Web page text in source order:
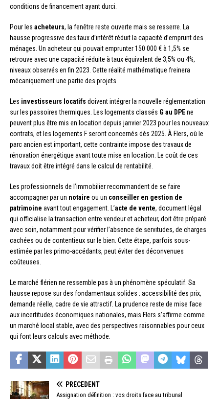
conditions de financement ayant durci.
Pour les acheteurs, la fenêtre reste ouverte mais se resserre. La
hausse progressive des taux d’intérêt réduit la capacité d’emprunt des
ménages. Un acheteur qui pouvait emprunter 150 000 € à 1,5% se
retrouve avec une capacité réduite à taux équivalent de 3,5% ou 4%,
niveaux observés en fin 2023. Cette réalité mathématique freinera
mécaniquement une partie des projets.
Les investisseurs locatifs doivent intégrer la nouvelle réglementation
sur les passoires thermiques. Les logements classés G au DPEne
peuvent plus être mis en location depuis janvier 2023 pour les nouveaux
contrats, et les logements F seront concernés dès 2025. À Flers, où le
parc ancien est important, cette contrainte impose des travaux de
rénovation énergétique avant toute mise en location. Le coût de ces
travaux doit être intégré dans le calcul de rentabilité.
Les professionnels de l’immobilier recommandent de se faire
accompagner par un notaire ou un conseiller en gestion de
patrimoine avant tout engagement. L’acte de vente, document légal
qui officialise la transaction entre vendeur et acheteur, doit être préparé
avec soin, notamment pour vérifier l’absence de servitudes, de charges
cachées ou de contentieux sur le bien. Cette étape, parfois sous-
estimée par les primo-accédants, peut éviter des déconvenues
coûteuses.
Le marché flérien ne ressemble pas à un phénomène spéculatif. Sa
hausse repose sur des fondamentaux solides : accessibilité des prix,
demande réelle, cadre de vie attractif. La prudence reste de mise face
aux incertitudes économiques nationales, mais Flers s’affirme comme
un marché local stable, avec des perspectives raisonnables pour ceux
qui font leurs calculs avec méthode.
PRÉCÉDENT
Assignation définition : vos droits face au tribunal